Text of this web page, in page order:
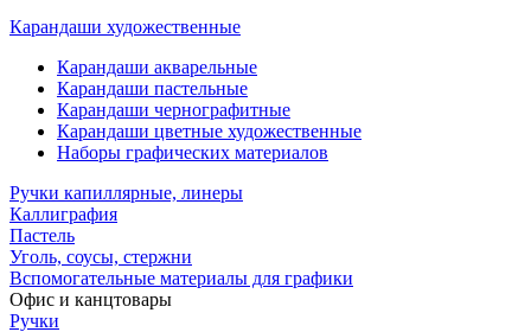
Карандаши художественные
Карандаши акварельные
Карандаши пастельные
Карандаши чернографитные
Карандаши цветные художественные
Наборы графических материалов
Ручки капиллярные, линеры
Каллиграфия
Пастель
Уголь, соусы, стержни
Вспомогательные материалы для графики
Офис и канцтовары
Ручки